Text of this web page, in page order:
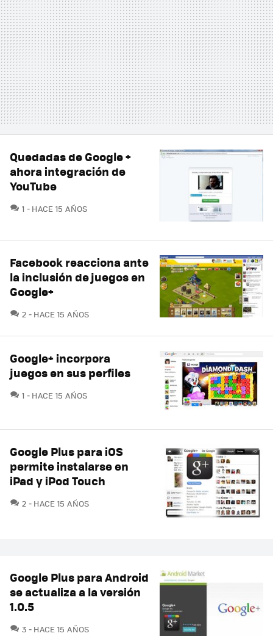
Quedadas de Google +
ahora integración de
YouTube
1 COMENTARIOS
HACE 15 AÑOS
Facebook reacciona ante
la inclusión de juegos en
Google+
2 COMENTARIOS
HACE 15 AÑOS
Google+ incorpora
juegos en sus perfiles
1 COMENTARIOS
HACE 15 AÑOS
Google Plus para iOS
permite instalarse en
iPad y iPod Touch
2 COMENTARIOS
HACE 15 AÑOS
Google Plus para Android
se actualiza a la versión
1.0.5
3 COMENTARIOS
HACE 15 AÑOS